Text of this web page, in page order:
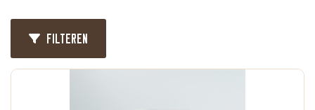
Filteren